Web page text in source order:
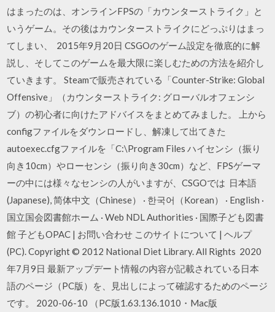
はまったのは、オンラインFPSの「カウンターストライク」と
いうゲーム。その後はカウンターストライクにどっぷりはまっ
てしまい、 2015年9月20日 CSGOのゲーム設定を徹底的に解
説し、そしてこのゲームを最大限に楽しむための方法を紹介し
ていきます。 Steamで販売されている「Counter-Strike: Global
Offensive」（カウンターストライク: グローバルオフェンシ
ブ）の初心者に向けたアドバイスをまとめてみました。 上から
configファイルをダウンロードし、解凍して出てきた
autoexec.cfgファイルを「C:\Program Files ハイセンシ（振り
向き10cm）やローセンシ（振り向き30cm）など、FPSゲーマ
ーの中には様々なセンシの人がいますが、CSGOでは 日本語
(Japanese), 简体中文（Chinese） · 한국어（Korean） · English ·
国立国会図書館ホーム · Web NDL Authorities · 国際子ども図書
館 子どもOPAC | お問い合わせ このサイトについて | ヘルプ
(PC). Copyright © 2012 National Diet Library. All Rights 2020
年7月9日 最新アップデート情報の内容が記載されている日本
語のページ（PC版）を、見出しによって確認するためのページ
です。 2020-06-10 （PC版1.63.136.1010・Mac版